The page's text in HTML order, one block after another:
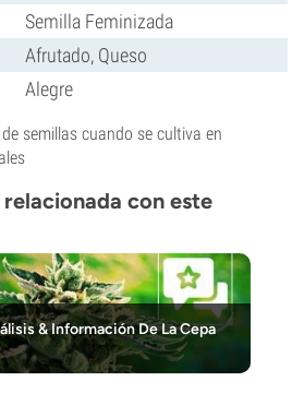
Semilla Feminizada
Afrutado, Queso
Alegre
semillas cuando se cultiva en
con este
& Información De La Cepa